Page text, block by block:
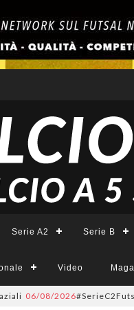
Serie A2 Serie B
Video
2026#SerieC2Futsal, 55